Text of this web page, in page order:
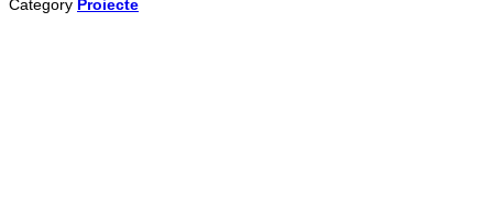
Category Proiecte